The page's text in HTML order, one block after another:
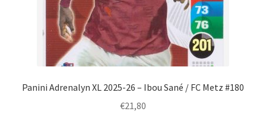
Panini Adrenalyn XL 2025-26 – Ibou Sané / FC Metz #180
€21,80